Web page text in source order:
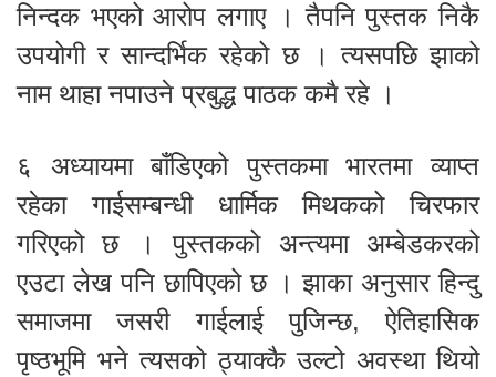
निन्दक भएको आरोप लगाए । तैपनि पुस्तक निकै
उपयोगी र सान्दर्भिक रहेको छ । त्यसपछि झाको
नाम थाहा नपाउने प्रबुद्ध पाठक कमै रहे ।
६ अध्यायमा बाँडिएको पुस्तकमा भारतमा व्याप्त
रहेका गाईसम्बन्धी धार्मिक मिथकको चिरफार
गरिएको छ । पुस्तकको अन्त्यमा अम्बेडकरको
एउटा लेख पनि छापिएको छ । झाका अनुसार हिन्दु
समाजमा जसरी गाईलाई पुजिन्छ, ऐतिहासिक
पृष्ठभूमि भने त्यसको ठ्याक्कै उल्टो अवस्था थियो